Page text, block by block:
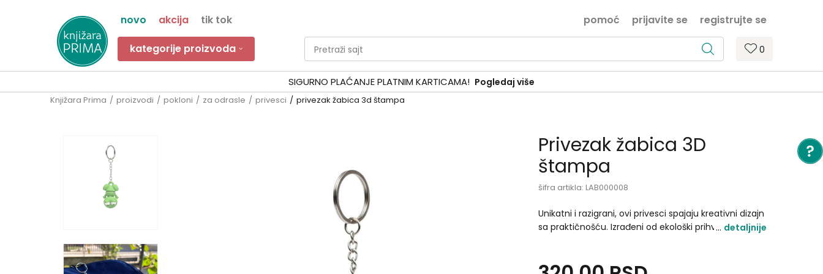
novo akcija tik tok prijavite se registrujte se
pomoć
kategorije proizvoda 0
Pretraži sajt
SIGURNO PLAĆANJE PLATNIM KARTICAMA! Pogledaj više
Knjižara Prima proizvodi pokloni za odrasle privesci privezak žabica 3d štampa
Privezak žabica 3D
štampa
šifra artikla: LAB000008
Unikatni i razigrani, ovi privesci spajaju kreativni dizajn
sa praktičnošću. Izrađeni od ekološki prihvatljive bio
za one koji žele da istaknu stil uz brigu o planeti!.
detaljnije